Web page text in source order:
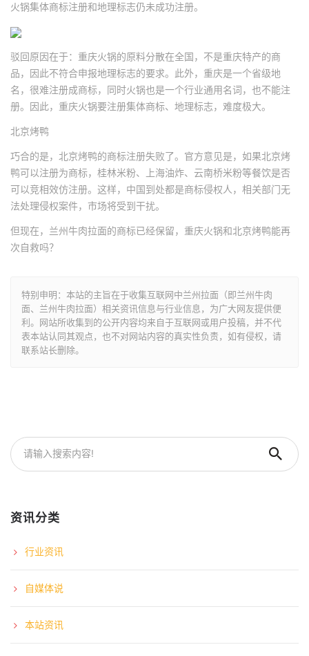
火锅集体商标注册和地理标志仍未成功注册。
驳回原因在于：重庆火锅的原料分散在全国，不是重庆特产的商
品，因此不符合申报地理标志的要求。此外，重庆是一个省级地
名，很难注册成商标，同时火锅也是一个行业通用名词，也不能注
册。因此，重庆火锅要注册集体商标、地理标志，难度极大。
北京烤鸭
巧合的是，北京烤鸭的商标注册失败了。官方意见是，如果北京烤
鸭可以注册为商标，桂林米粉、上海油炸、云南桥米粉等餐饮是否
可以竞相效仿注册。这样，中国到处都是商标侵权人，相关部门无
法处理侵权案件，市场将受到干扰。
但现在，兰州牛肉拉面的商标已经保留，重庆火锅和北京烤鸭能再
次自救吗？
特别申明：本站的主旨在于收集互联网中兰州拉面（即兰州牛肉
面、兰州牛肉拉面）相关资讯信息与行业信息，为广大网友提供便
利。网站所收集到的公开内容均来自于互联网或用户投稿，并不代
表本站认同其观点，也不对网站内容的真实性负责，如有侵权，请
联系站长删除。
资讯分类
行业资讯
自媒体说
本站资讯